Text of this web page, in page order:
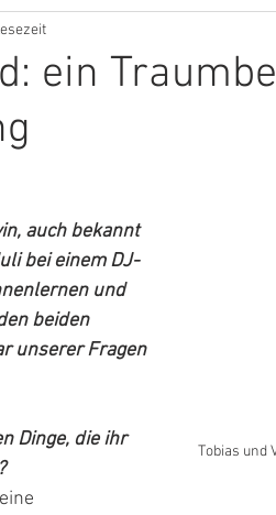
ein
Tobias und
auch bekannt
bei einem DJ-
und
beiden
unserer Fragen
Dinge, die ihr